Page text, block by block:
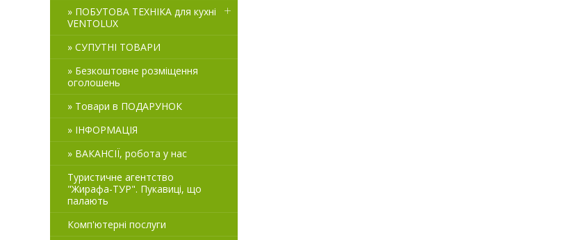
» ПОБУТОВА ТЕХНІКА для кухні
VENTOLUX
» СУПУТНІ ТОВАРИ
» Безкоштовне розміщення
оголошень
» Товари в ПОДАРУНОК
» ІНФОРМАЦІЯ
» ВАКАНСІЇ, робота у нас
Туристичне агентство
"Жирафа-ТУР". Пукавиці, що
палають
Комп'ютерні послуги